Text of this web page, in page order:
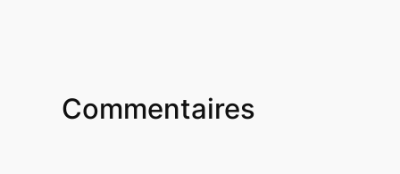
Commentaires